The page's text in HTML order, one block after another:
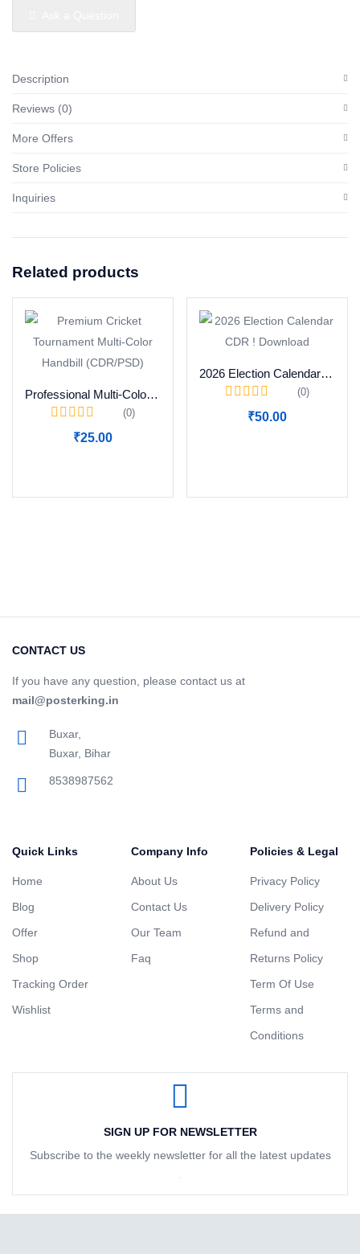
Description
Reviews (0)
More Offers
Store Policies
Inquiries
Related products
Professional Multi-Color Cricket Tournament Flyer Design CDR
(0)
₹25.00
2026 Election Calendar CDR ! Download
(0)
₹50.00
CONTACT US
If you have any question, please contact us at
mail@posterking.in
Buxar,
Buxar, Bihar
8538987562
Quick Links
Home
Blog
Offer
Shop
Tracking Order
Wishlist
Company Info
About Us
Contact Us
Our Team
Faq
Policies & Legal
Privacy Policy
Delivery Policy
Refund and
Returns Policy
Term Of Use
Terms and
Conditions
SIGN UP FOR NEWSLETTER
Subscribe to the weekly newsletter for all the latest updates